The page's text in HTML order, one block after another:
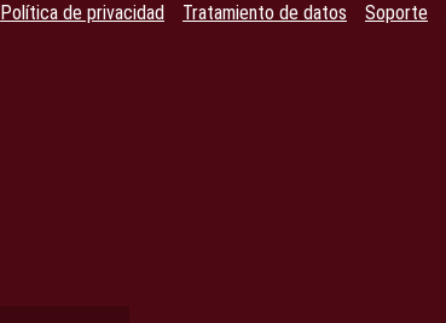
Política de privacidad Tratamiento de datos Soporte